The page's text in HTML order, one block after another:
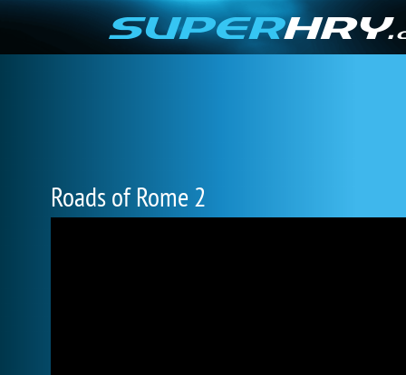
Roads of Rome 2